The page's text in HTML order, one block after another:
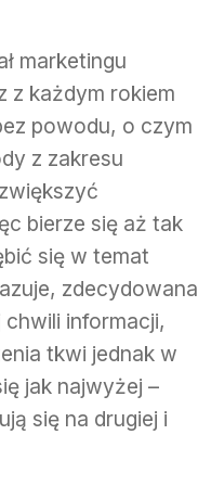
marketingu
z każdym rokiem
powodu, o czym
z zakresu
bierze się aż tak
się w temat
zdecydowana
informacji,
tkwi jednak w
jak najwyżej –
się na drugiej i